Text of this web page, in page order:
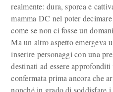
realmente: dura, sporca e
mamma DC nel poter
come se non ci fosse un
Ma un altro aspetto emergeva
inserire personaggi con una
destinati ad essere
confermata prima ancora che
nonché in grado di soddisfare